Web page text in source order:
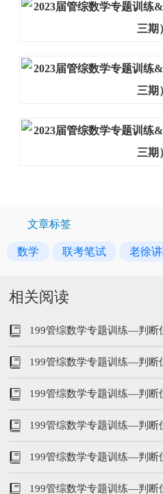
文章标签
数学 联考笔试 老徐
相关阅读
199管综数学专题训练—判断
199管综数学专题训练—判断
199管综数学专题训练—判断
199管综数学专题训练—判断
199管综数学专题训练—判断
199管综数学专题训练—判断